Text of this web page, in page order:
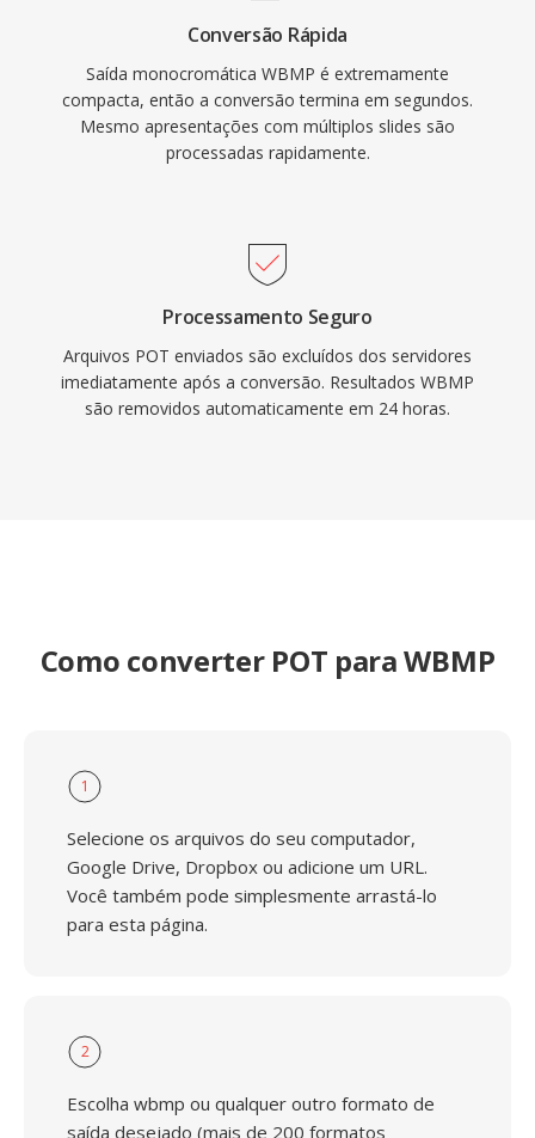
Conversão Rápida
Saída monocromática WBMP é extremamente
compacta, então a conversão termina em segundos.
Mesmo apresentações com múltiplos slides são
processadas rapidamente.
Processamento Seguro
Arquivos POT enviados são excluídos dos servidores
imediatamente após a conversão. Resultados WBMP
são removidos automaticamente em 24 horas.
Como converter POT para WBMP
1
Selecione os arquivos do seu computador,
Google Drive, Dropbox ou adicione um URL.
Você também pode simplesmente arrastá-lo
para esta página.
2
Escolha wbmp ou qualquer outro formato de
saída desejado (mais de 200 formatos